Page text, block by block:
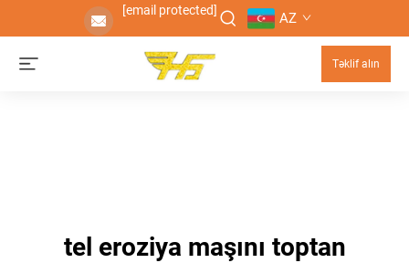
[email protected] AZ
Təklif alın
tel eroziya maşını toptan